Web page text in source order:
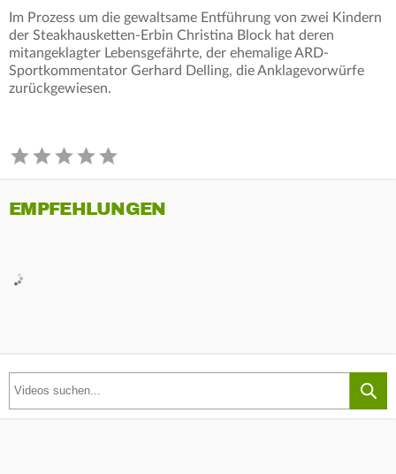
Im Prozess um die gewaltsame Entführung von zwei Kindern
der Steakhausketten-Erbin Christina Block hat deren
mitangeklagter Lebensgefährte, der ehemalige ARD-
Sportkommentator Gerhard Delling, die Anklagevorwürfe
zurückgewiesen.
EMPFEHLUNGEN